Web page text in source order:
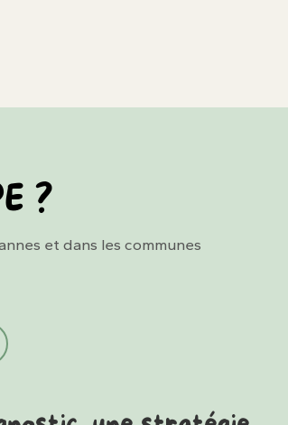
?
et dans les communes